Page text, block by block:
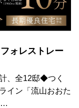
ォレストレー
、全12邸◆つく
イン「流山おおた
…